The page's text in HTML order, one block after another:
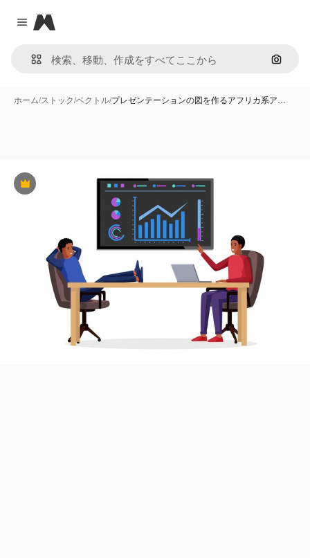
Close menu
Magnific
画像で
ホーム/ストック/ベクトル/プレゼンテーションの図を作るアフリカ系ア…
Premium